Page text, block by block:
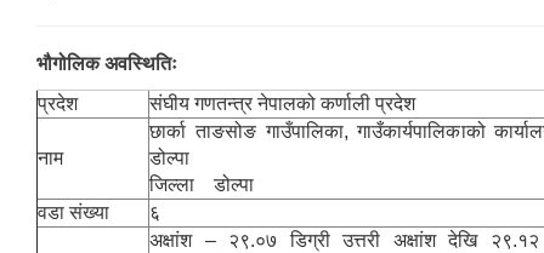
भौगोलिक अवस्थितिः
प्रदेश
संघीय गणतन्त्र नेपालको कर्णाली प्रदेश
नाम
छार्का ताङसोङ गाउँपालिका, गाउँकार्यपालिकाको
डोल्पा
जिल्ला डोल्पा
वडा संख्या
६
अक्षांश – २९.०७ डिग्री उत्तरी अक्षांश देखि २९.१२